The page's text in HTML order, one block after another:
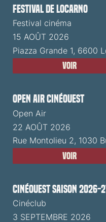
Festival de Locarno
Festival cinéma
15 AOÛT 2026
Piazza Grande 1, 6600
Voir
Open Air CinéOuest
Open Air
22 AOÛT 2026
Rue Montolieu 2, 1030
Voir
CinéOuest Saison 2026-
Cinéclub
3 SEPTEMBRE 2026